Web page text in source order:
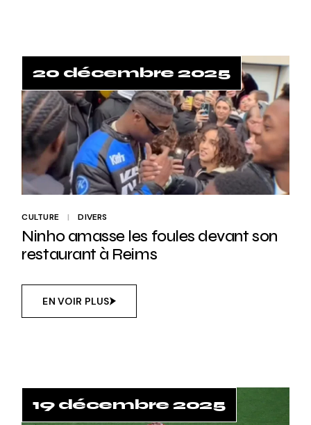
20 décembre 2025
CULTURE DIVERS
Ninho amasse les foules devant son
restaurant à Reims
EN VOIR PLUS
19 décembre 2025